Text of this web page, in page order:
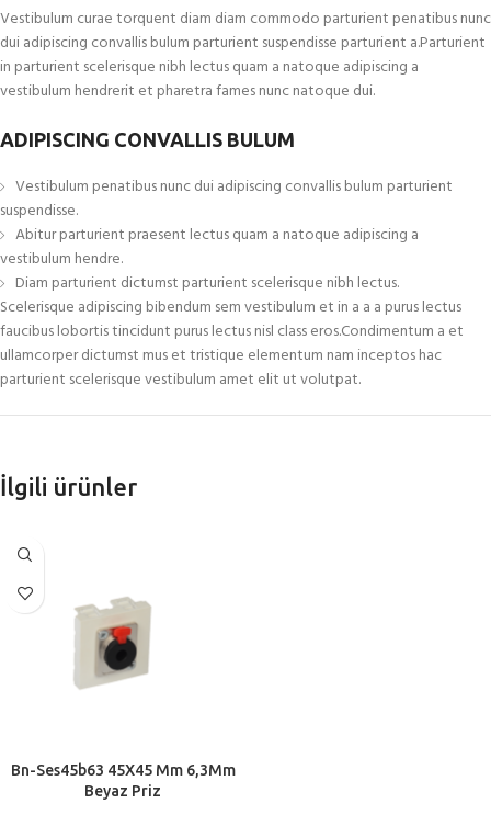
Vestibulum curae torquent diam diam commodo parturient penatibus nunc
dui adipiscing convallis bulum parturient suspendisse parturient a.Parturient
in parturient scelerisque nibh lectus quam a natoque adipiscing a
vestibulum hendrerit et pharetra fames nunc natoque dui.
ADIPISCING CONVALLIS BULUM
Vestibulum penatibus nunc dui adipiscing convallis bulum parturient
suspendisse.
Abitur parturient praesent lectus quam a natoque adipiscing a
vestibulum hendre.
Diam parturient dictumst parturient scelerisque nibh lectus.
Scelerisque adipiscing bibendum sem vestibulum et in a a a purus lectus
faucibus lobortis tincidunt purus lectus nisl class eros.Condimentum a et
ullamcorper dictumst mus et tristique elementum nam inceptos hac
parturient scelerisque vestibulum amet elit ut volutpat.
İlgili ürünler
Bn-Ses45b63 45X45 Mm 6,3Mm
Beyaz Priz